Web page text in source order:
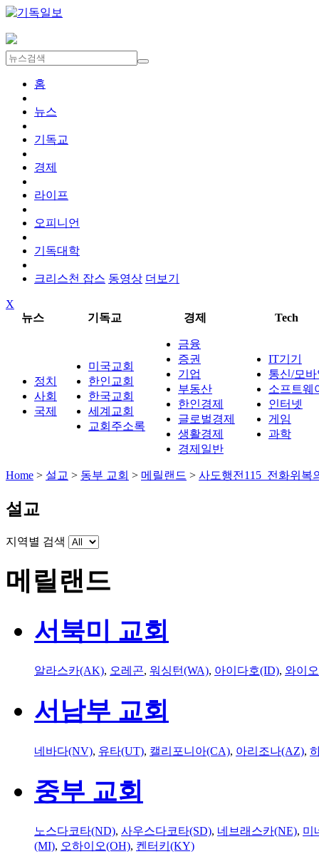
홈
뉴스
기독교
경제
라이프
오피니언
기독대학
크리스천 잡스 동영상 더보기
X
뉴스
기독교 경제 Tech
정치
사회
국제
미국교회
한인교회
한국교회
세계교회
교회주소록
금융
증권
기업
부동산
한인경제
글로벌경제
생활경제
경제일반
IT기기
통신/모
소프트웨
인터넷
게임
과학
Home > 설교 > 동부 교회 > 메릴랜드 > 사도행전115_전화위복
설교
지역별 검색
메릴랜드
서북미 교회
알라스카(AK), 오레곤, 워싱턴(WA), 아이다호(ID), 와이
서남부 교회
네바다(NV), 유타(UT), 캘리포니아(CA), 아리조나(AZ),
중부 교회
노스다코타(ND), 사우스다코타(SD), 네브래스카(NE), 미
(MI), 오하이오(OH), 켄터키(KY)